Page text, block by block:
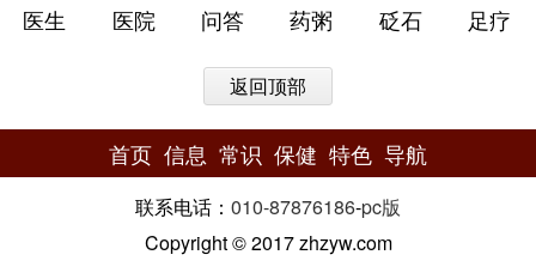
医生
医院 问答 药粥 砭石 足疗
返回顶部
首页 信息 常识 保健 特色 导航
联系电话： 010-87876186-pc版
Copyright © 2017 zhzyw.com